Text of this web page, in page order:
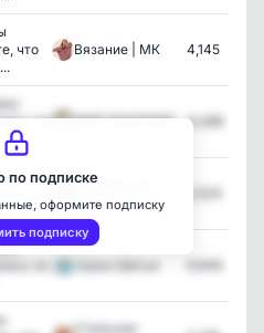
что
Вязание | МК 4,145
на
МИР МАКРАМЕ 4,089
Вязание для
детей
2,524
Уроки Шитья 9,949
Стильное
по подписке
оформите подписку
подписку